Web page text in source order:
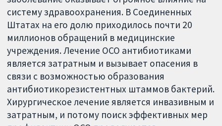
систему здравоохранения. В Соединенных
Штатах на его долю приходилось почти 20
миллионов обращений в медицинские
учреждения. Лечение ОСО антибиотиками
является затратным и вызывает опасения в
связи с возможностью образования
антибиотикорезистентных штаммов бактерий.
Хирургическое лечение является инвазивным и
затратным, и потому поиск эффективных мер